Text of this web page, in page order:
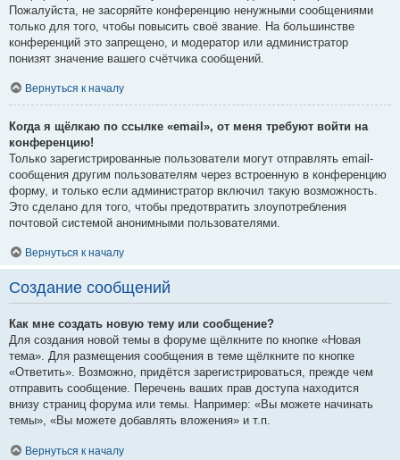
Пожалуйста, не засоряйте конференцию ненужными сообщениями
только для того, чтобы повысить своё звание. На большинстве
конференций это запрещено, и модератор или администратор
понизят значение вашего счётчика сообщений.
Вернуться к началу
Когда я щёлкаю по ссылке «email», от меня требуют войти на
конференцию!
Только зарегистрированные пользователи могут отправлять email-
сообщения другим пользователям через встроенную в конференцию
форму, и только если администратор включил такую возможность.
Это сделано для того, чтобы предотвратить злоупотребления
почтовой системой анонимными пользователями.
Вернуться к началу
Создание сообщений
Как мне создать новую тему или сообщение?
Для создания новой темы в форуме щёлкните по кнопке «Новая
тема». Для размещения сообщения в теме щёлкните по кнопке
«Ответить». Возможно, придётся зарегистрироваться, прежде чем
отправить сообщение. Перечень ваших прав доступа находится
внизу страниц форума или темы. Например: «Вы можете начинать
темы», «Вы можете добавлять вложения» и т.п.
Вернуться к началу